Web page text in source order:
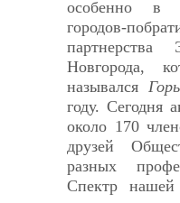
особенно в
городов-
Новгорода,
назывался
году. Сегодня
около 170
друзей
разных
Спектр нашей